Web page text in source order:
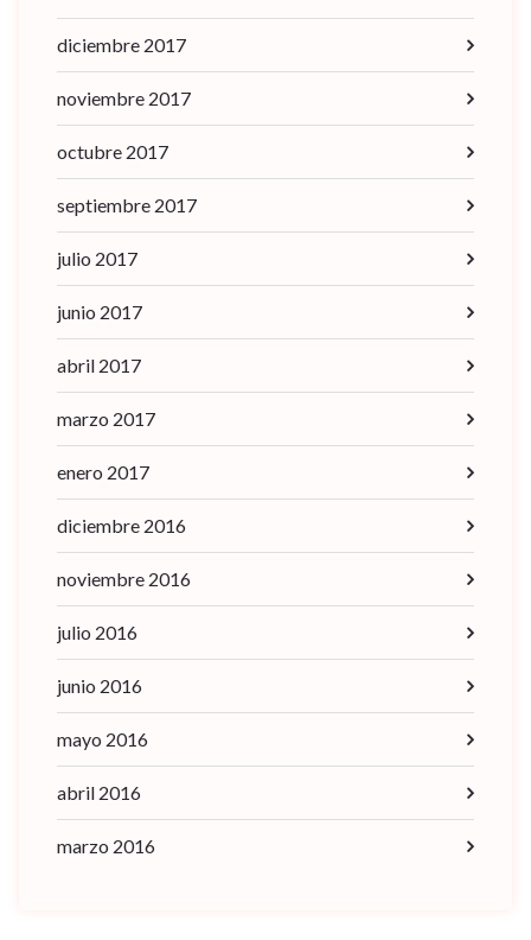
diciembre 2017
noviembre 2017
octubre 2017
septiembre 2017
julio 2017
junio 2017
abril 2017
marzo 2017
enero 2017
diciembre 2016
noviembre 2016
julio 2016
junio 2016
mayo 2016
abril 2016
marzo 2016